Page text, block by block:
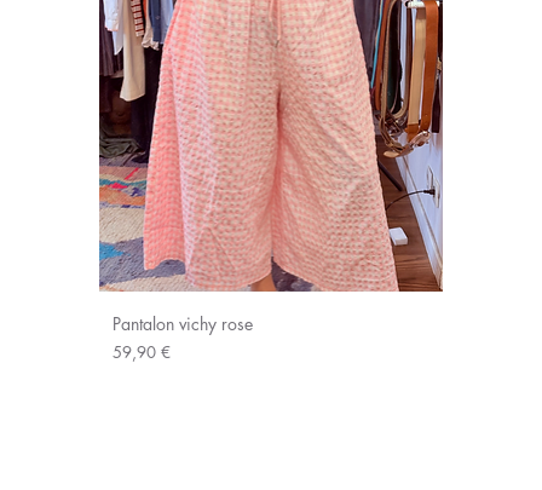
Pantalon vichy rose
Prix
59,90 €